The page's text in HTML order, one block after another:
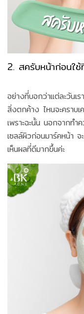
2. สครับหน้าก่อนใช้
อย่างที่บอกว่าแต่ละวันเ
สิ่งตกค้าง ไหนจะคราบ
เพราะฉะนั้น นอกจากทำ
เซลล์ผิวก่อนมาร์คหน้า จ
เห็นผลที่ดีมากขึ้นค่ะ